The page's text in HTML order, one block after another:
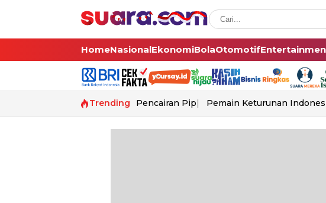
HomeNasionalEkonomiBolaOtomotif
Trending Pencairan Pip Pemain Keturunan